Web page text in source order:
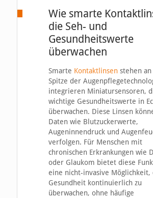
Wie smarte
die Seh- und
Gesundheitswerte
überwachen
Smarte Kontaktlinsenstehen an
Spitze der
integrieren Miniatursensoren,
wichtige Gesundheitswerte in
überwachen. Diese Linsen
Daten wie Blutzuckerwerte,
Augeninnendruck und
verfolgen. Für Menschen mit
chronischen Erkrankungen wie
oder Glaukom bietet diese
eine nicht-invasive Möglichkeit,
Gesundheit kontinuierlich zu
überwachen, ohne häufige